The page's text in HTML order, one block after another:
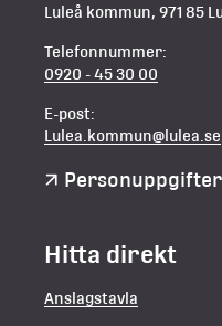
Luleå kommun, 971 85
Telefonnummer:
0920 - 45 30 00
E-post:
Lulea.kommun@lulea.se
Hitta direkt
Anslagstavla